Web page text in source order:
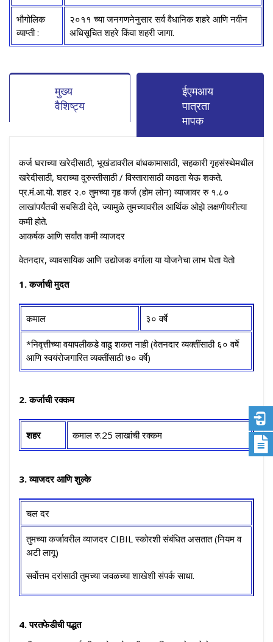
भौगोलिक
व्याप्ती :
२०११ च्या जनगणनेनुसार सर्व वैधानिक शहरे आणि नवीन
अधिसूचित शहरे किंवा शहरी जागा.
मुख्य
वैशिष्ट्य
ईएमआय
पात्रता
मापक
कर्ज घराच्या खरेदीसाठी, भूखंडावरील बांधकामासाठी, सहकारी गृहसंस्थेमधील
खरेदीसाठी, घराच्या दुरुस्तीसाठी / विस्तारासाठी काढता येऊ शकते.
प्र.मं.आ.यो. शहर २.० तुमच्या गृह कर्ज (होम लोन) व्याजावर रु १.८०
लाखांपर्यंतची सबसिडी देते, ज्यामुळे तुमच्यावरील आर्थिक ओझे लक्षणीयरीत्या
कमी होते.
आकर्षक आणि सर्वांत कमी व्याजदर
वेतनदार, व्यावसायिक आणि उद्योजक वर्गाला या योजनेचा लाभ घेता येतो
1. कर्जाची मुदत
कमाल ३० वर्षे
*निवृत्तीच्या वयापलीकडे वाढू शकत नाही (वेतनदार व्यक्तींसाठी ६० वर्षे
आणि स्वयंरोजगारित व्यक्तींसाठी ७० वर्षे)
2.कर्जाची रक्कम
शहर कमाल रु.25 लाखांची रक्कम
3.व्याजदर आणि शुल्के
चल दर
तुमच्या कर्जावरील व्याजदर CIBIL स्कोरशी संबंधित असतात (नियम व
अटी लागू)
सर्वोत्तम दरांसाठी तुमच्या जवळच्या शाखेशी संपर्क साधा.
4. परतफेडीची पद्धत